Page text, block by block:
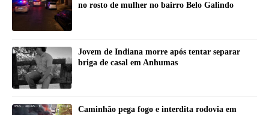
no rosto de mulher no bairro Belo Galindo
Jovem de Indiana morre após tentar separar
briga de casal em Anhumas
Caminhão pega fogo e interdita rodovia em